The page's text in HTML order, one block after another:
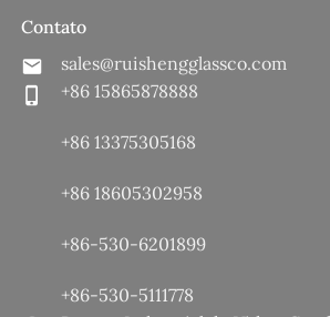
Contato
sales@ruishengglassco.com
+86 15865878888
+86 13375305168
+86 18605302958
+86-530-6201899
+86-530-5111778